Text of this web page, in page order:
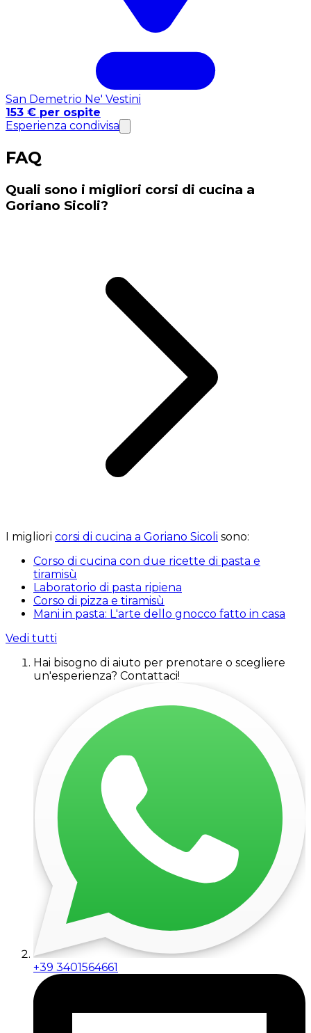
San Demetrio Ne' Vestini
153 € per ospite
Esperienza condivisa
FAQ
Quali sono i migliori corsi di cucina a
Goriano Sicoli?
I migliori corsi di cucina a Goriano Sicoli sono:
Corso di cucina con due ricette di pasta e
tiramisù
Laboratorio di pasta ripiena
Corso di pizza e tiramisù
Mani in pasta: L'arte dello gnocco fatto in casa
Vedi tutti
Hai bisogno di aiuto per prenotare o scegliere
un'esperienza? Contattaci!
+39 3401564661